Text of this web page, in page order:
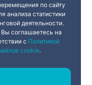
ВМФ на стрелке
острова.
директор
по сайту
анализа статистики
деятельности.
соглашаетесь на
с Политикой
cookie.